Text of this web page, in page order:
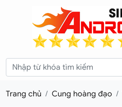
Trang chủ Cung hoàng đạo